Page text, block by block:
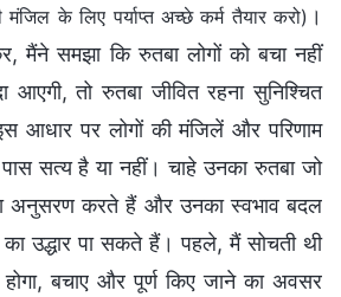
के लिए पर्याप्त अच्छे कर्म तैयार करो) ।
मैंने समझा कि रुतबा लोगों को बचा नहीं
तो रुतबा जीवित रहना सुनिश्चित
आधार पर लोगों की मंजिलें और परिणाम
सत्य है या नहीं। चाहे उनका रुतबा जो
अनुसरण करते हैं और उनका स्वभाव बदल
का उद्धार पा सकते हैं। पहले, मैं सोचती थी
बचाए और पूर्ण किए जाने का अवसर